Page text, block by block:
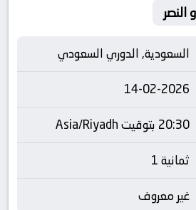
النصر
السعودية, الدوري السعودي
14-02-2026
20:30 بتوقيت Asia/Riyadh
ثمانية 1
غير معروف